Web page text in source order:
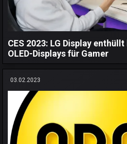
CES 2023: LG Display
OLED-Displays für Gamer
03.02.2023